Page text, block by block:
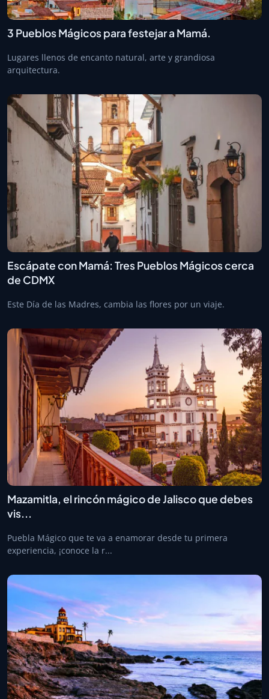
3 Pueblos Mágicos para festejar a Mamá.
Lugares llenos de encanto natural, arte y grandiosa
arquitectura.
Escápate con Mamá: Tres Pueblos Mágicos cerca
de CDMX
Este Día de las Madres, cambia las flores por un viaje.
Mazamitla, el rincón mágico de Jalisco que debes
vis...
Puebla Mágico que te va a enamorar desde tu primera
experiencia, ¡conoce la r...